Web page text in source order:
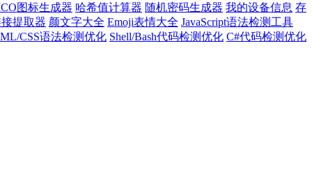
图标生成器 哈希值计算器 随机密码生成器 我的设备信息 存
提取器 颜文字大全 Emoji表情大全 JavaScript语法检测工具
CSS语法检测优化 Shell/Bash代码检测优化 C#代码检测优化